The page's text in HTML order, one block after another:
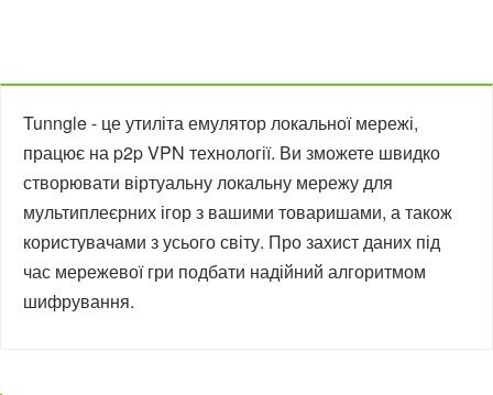
Tunngle - це утиліта емулятор локальної мережі,
працює на p2p VPN технології. Ви зможете швидко
створювати віртуальну локальну мережу для
мультиплеєрних ігор з вашими товаришами, а також
користувачами з усього світу. Про захист даних під
час мережевої гри подбати надійний алгоритмом
шифрування.